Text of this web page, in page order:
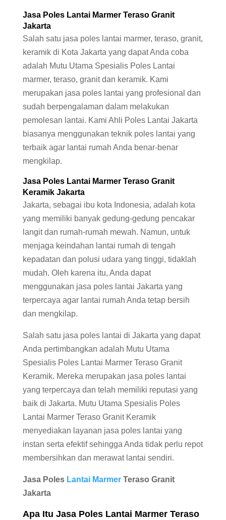
Jasa Poles Lantai MarmerTeraso Granit
Jakarta
Salah satu jasa poles lantai marmer, teraso, granit,
keramik di Kota Jakarta yang dapat Anda coba
adalah Mutu Utama Spesialis Poles Lantai
marmer, teraso, granit dan keramik. Kami
merupakan jasa poles lantai yang profesional dan
sudah berpengalaman dalam melakukan
pemolesan lantai. Kami Ahli Poles Lantai Jakarta
biasanya menggunakan teknik poles lantai yang
terbaik agar lantai rumah Anda benar-benar
mengkilap.
Jasa Poles Lantai Marmer Teraso Granit
Keramik Jakarta
Jakarta, sebagai ibu kota Indonesia, adalah kota
yang memiliki banyak gedung-gedung pencakar
langit dan rumah-rumah mewah. Namun, untuk
menjaga keindahan lantai rumah di tengah
kepadatan dan polusi udara yang tinggi, tidaklah
mudah. Oleh karena itu, Anda dapat
menggunakan jasa poles lantai Jakarta yang
terpercaya agar lantai rumah Anda tetap bersih
dan mengkilap.
Salah satu jasa poles lantai di Jakarta yang dapat
Anda pertimbangkan adalah Mutu Utama
Spesialis Poles Lantai Marmer Teraso Granit
Keramik. Mereka merupakan jasa poles lantai
yang terpercaya dan telah memiliki reputasi yang
baik di Jakarta. Mutu Utama Spesialis Poles
Lantai Marmer Teraso Granit Keramik
menyediakan layanan jasa poles lantai yang
instan serta efektif sehingga Anda tidak perlu repot
membersihkan dan merawat lantai sendiri.
Jasa Poles Lantai MarmerTeraso Granit
Jakarta
Apa Itu Jasa Poles Lantai MarmerTeraso